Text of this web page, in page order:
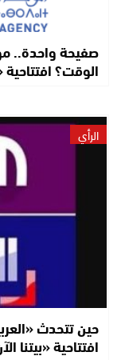
صفيحة واحدة..
الوقت؟ افتتاحية
الرأي
حين تتحدث
افتتاحية «بيتنا